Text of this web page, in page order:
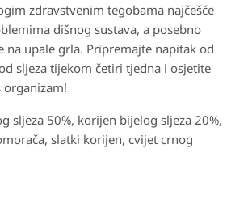
zdravstvenim tegobama najčešće
dišnog sustava, a posebno
na upale grla. Pripremajte napitak od
sljeza tijekom četiri tjedna i osjetite
sljeza 50%, korijen bijelog sljeza 20%,
slatki korijen, cvijet crnog